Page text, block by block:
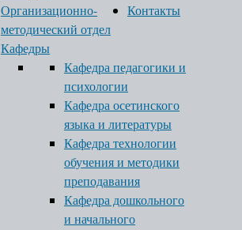
Организационно-
методический отдел
Кафедры
Кафедра педагогики и
психологии
Кафедра осетинского
языка и литературы
Кафедра технологии
обучения и методики
преподавания
Кафедра дошкольного
и начального
Контакты